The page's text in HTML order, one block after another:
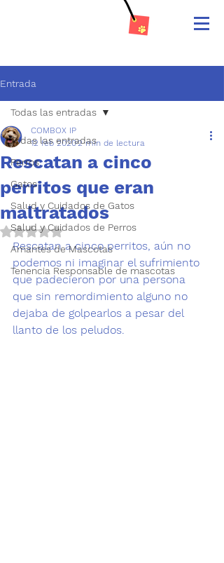
Entrada
Todas las entradas
Perros
Gatos
Salud y Cuidados de Gatos
Salud y Cuidados de Perros
Amantes de Mascotas
Tenencia Responsable de mascotas
Todas las entradas
Rescatan a cinco
perritos que eran
maltratados
COMBOX IP
12 feb 20202 min de lectura
Obtuvo NaN de 5 estrellas.
Rescatan a cinco perritos, aún no
podemos ni imaginar el sufrimiento
que padecieron por una persona
que sin remordimiento alguno no
dejaba de golpearlos a pesar del
llanto de los peludos.